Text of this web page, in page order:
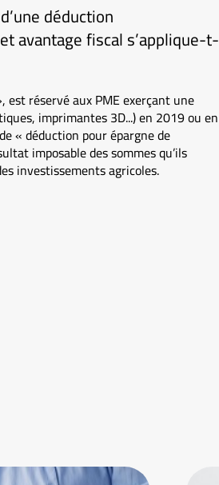
déduction
avantage fiscal s’applique-t-
réservé aux PME exerçant une
imprimantes 3D...) en 2019 ou en
« déduction pour épargne de
imposable des sommes qu’ils
investissements agricoles.